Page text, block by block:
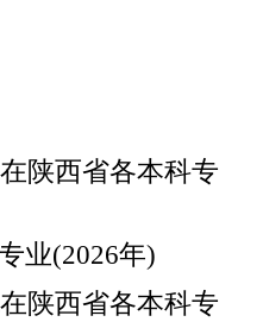
陕西省各本科专
业(2026年)
陕西省各本科专